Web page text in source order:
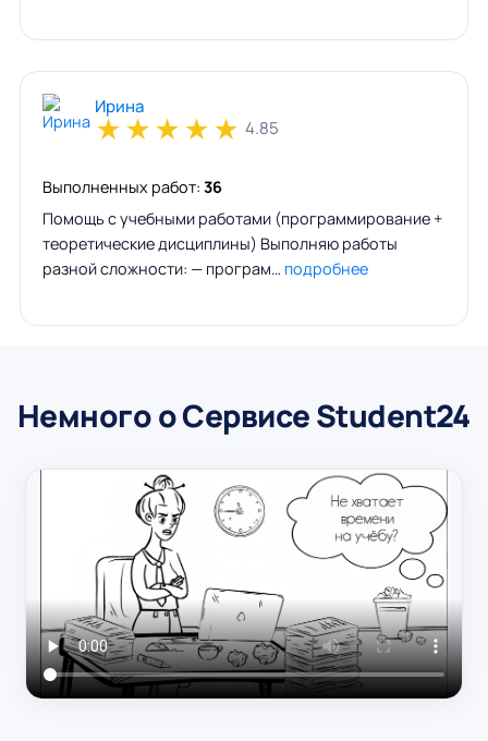
Ирина
★★★★★ 4.85
Выполненных работ: 36
Помощь с учебными работами (программирование +
теоретические дисциплины) Выполняю работы
разной сложности: — програм… подробнее
Немного о Сервисе Student24